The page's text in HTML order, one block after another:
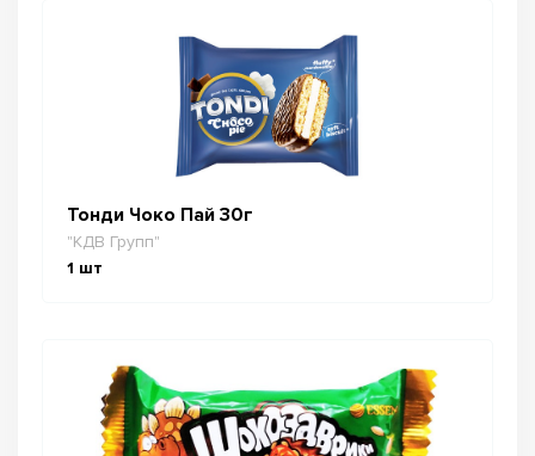
Тонди Чоко Пай 30г
"КДВ Групп"
1 шт